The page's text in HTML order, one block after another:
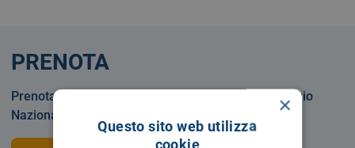
PRENOTA
Prenotare una visita o un esame in Servizio Sanitario
Nazionale o privatamente.
×
Questo sito web utilizza
cookie